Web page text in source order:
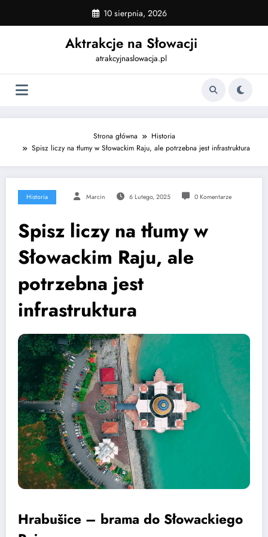
content
10 sierpnia, 2026
Aktrakcje na Słowacji
atrakcyjnaslowacja.pl
Strona główna
Historia
Spisz liczy na tłumy w Słowackim Raju, ale potrzebna jest infrastruktura
Historia Marcin 6 Lutego, 2025 0 Komentarze
Spisz liczy na tłumy w
Słowackim Raju, ale
potrzebna jest
infrastruktura
Hrabušice – brama do Słowackiego